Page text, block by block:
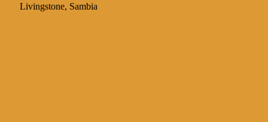
Livingstone, Sambia